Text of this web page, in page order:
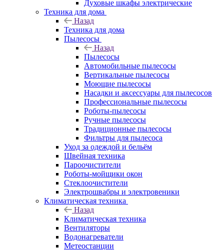
Духовые шкафы электрические
Техника для дома
Назад
Техника для дома
Пылесосы
Назад
Пылесосы
Автомобильные пылесосы
Вертикальные пылесосы
Моющие пылесосы
Насадки и аксессуары для пылесосов
Профессиональные пылесосы
Роботы-пылесосы
Ручные пылесосы
Традиционные пылесосы
Фильтры для пылесоса
Уход за одеждой и бельём
Швейная техника
Пароочистители
Роботы-мойщики окон
Стеклоочистители
Электрошвабры и электровеники
Климатическая техника
Назад
Климатическая техника
Вентиляторы
Водонагреватели
Метеостанции